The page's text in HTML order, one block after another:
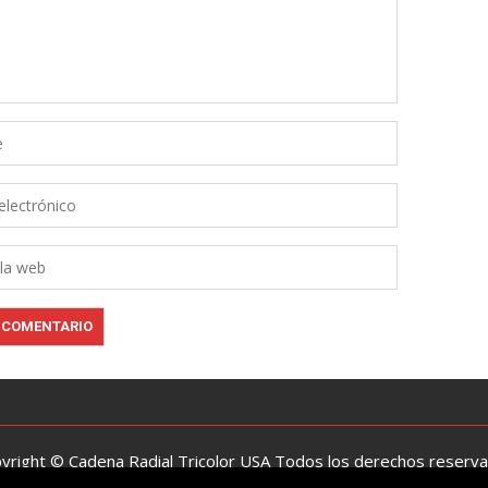
© Cadena Radial Tricolor USA Todos los derechos